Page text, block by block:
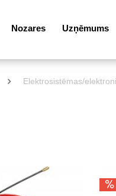
Nozares Uzņēmums
Elektrosistēmas/